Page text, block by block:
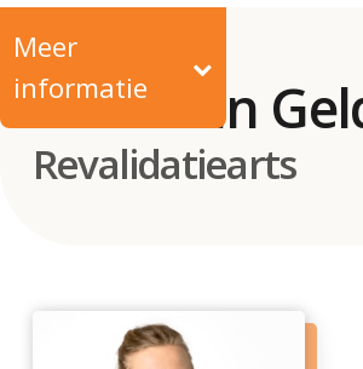
Meer
informatie
Dr. L. van
Revalidatiearts